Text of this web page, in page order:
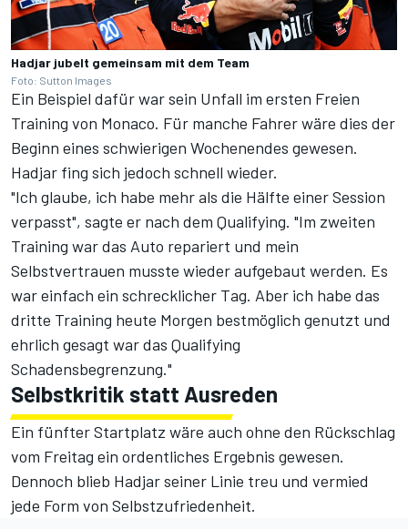
Hadjar jubelt gemeinsam mit dem Team
Foto: Sutton Images
Ein Beispiel dafür war sein Unfall im ersten Freien
Training von Monaco. Für manche Fahrer wäre dies der
Beginn eines schwierigen Wochenendes gewesen.
Hadjar fing sich jedoch schnell wieder.
"Ich glaube, ich habe mehr als die Hälfte einer Session
verpasst", sagte er nach dem Qualifying. "Im zweiten
Training war das Auto repariert und mein
Selbstvertrauen musste wieder aufgebaut werden. Es
war einfach ein schrecklicher Tag. Aber ich habe das
dritte Training heute Morgen bestmöglich genutzt und
ehrlich gesagt war das Qualifying
Schadensbegrenzung."
Selbstkritik statt Ausreden
Ein fünfter Startplatz wäre auch ohne den Rückschlag
vom Freitag ein ordentliches Ergebnis gewesen.
Dennoch blieb Hadjar seiner Linie treu und vermied
jede Form von Selbstzufriedenheit.